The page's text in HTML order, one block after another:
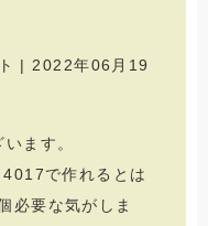
| 2022年06月19
ます。
で作れるとは
必要な気がしま